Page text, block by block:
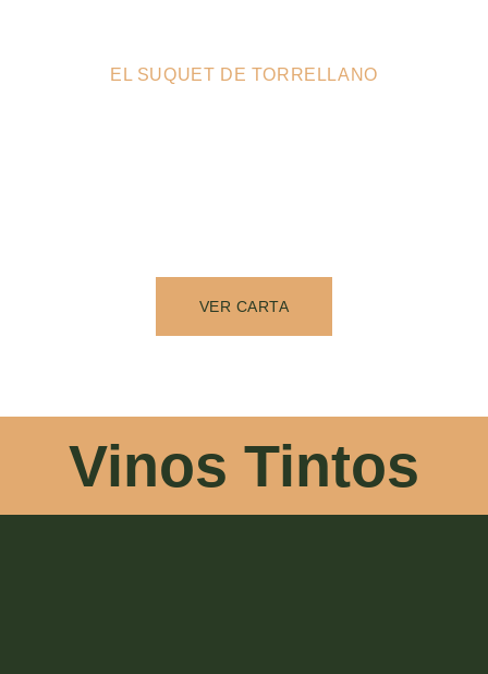
EL SUQUET DE TORRELLANO
VER CARTA
Vinos Tintos